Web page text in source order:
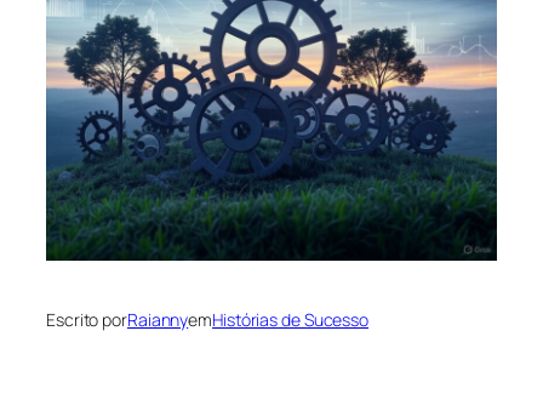
Escrito porRaiannyemHistórias de Sucesso